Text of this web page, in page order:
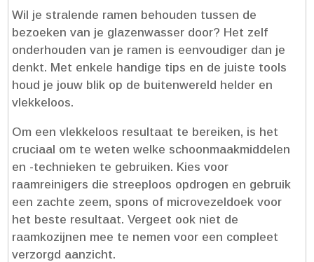
Wil je stralende ramen behouden tussen de
bezoeken van je glazenwasser door? Het zelf
onderhouden van je ramen is eenvoudiger dan je
denkt.​ Met enkele handige tips en de juiste tools
houd je jouw blik op de buitenwereld helder en
vlekkeloos.​
Om een vlekkeloos resultaat te bereiken, is het
cruciaal om te weten welke schoonmaakmiddelen
en -technieken te gebruiken.​ Kies voor
raamreinigers die streeploos opdrogen en gebruik
een zachte zeem, spons of microvezeldoek voor
het beste resultaat.​ Vergeet ook niet de
raamkozijnen mee te nemen voor een compleet
verzorgd aanzicht.​